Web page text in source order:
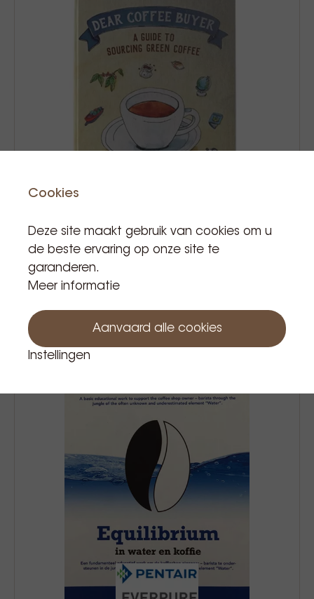
Dear coffee buyer by ryan brown
Cookies
Deze site maakt gebruik van cookies om u
de beste ervaring op onze site te
garanderen.
Meer informatie
Aanvaard alle cookies
Instellingen